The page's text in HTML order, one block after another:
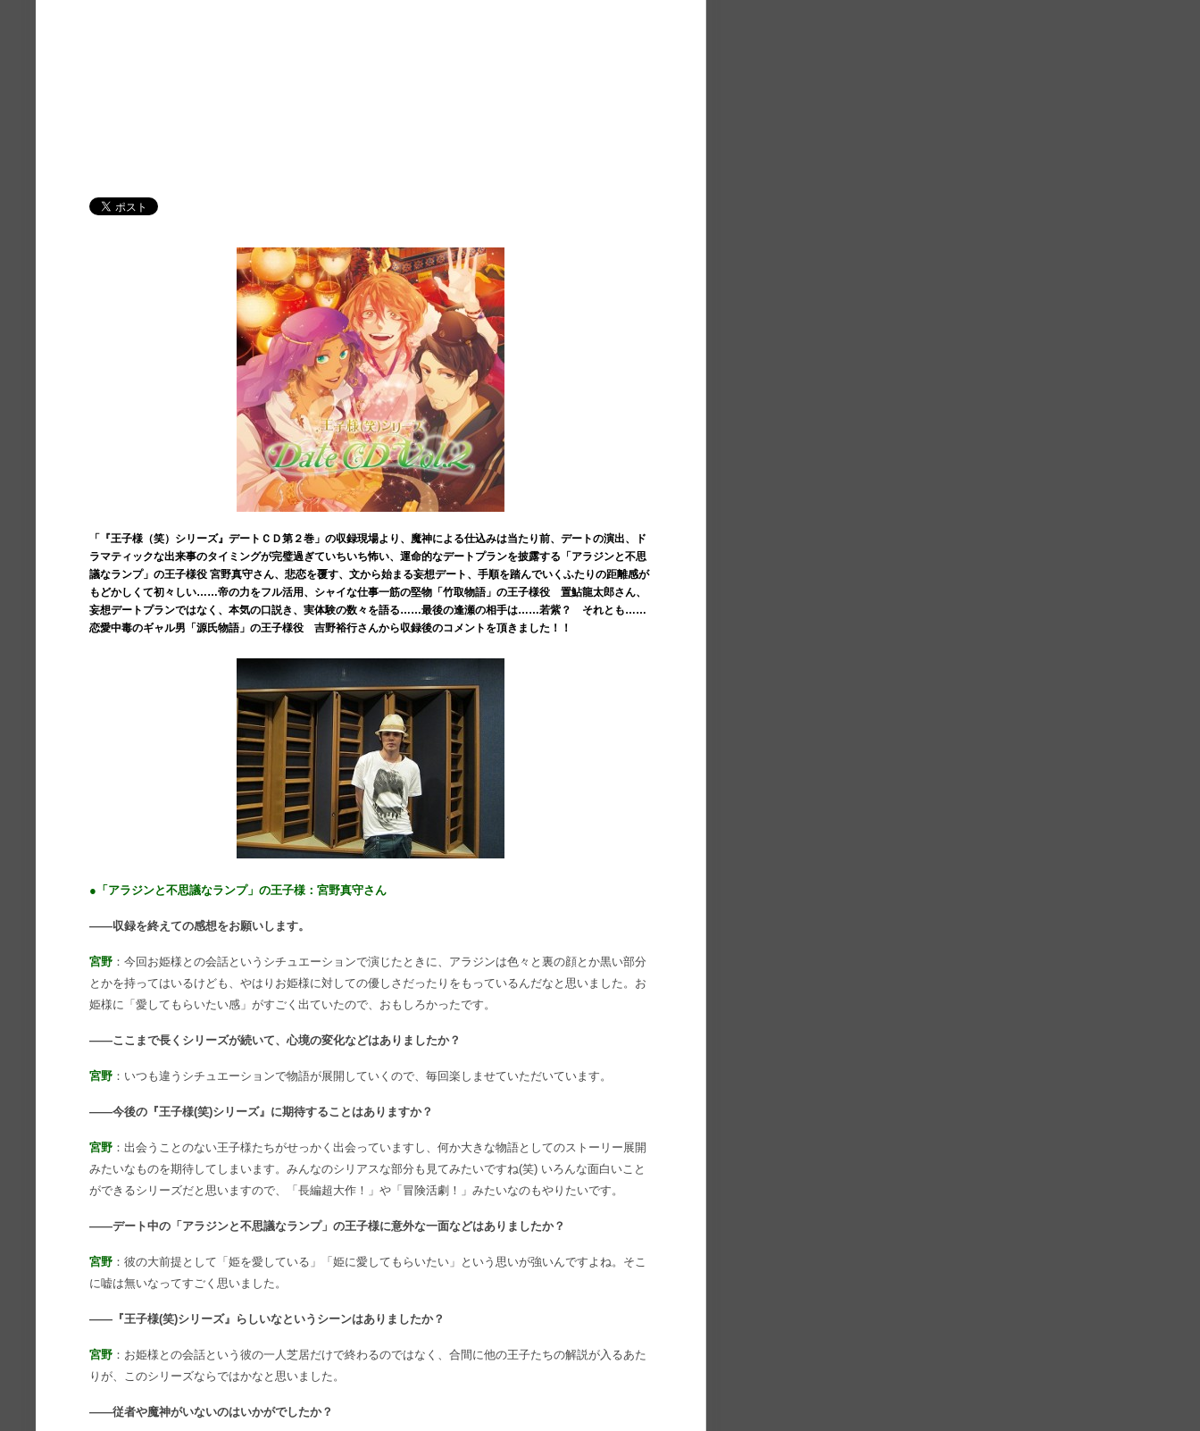
「『王子様（笑）シリーズ』デートＣＤ第２巻」の収録現場より、魔神による仕込みは当たり前、デートの演出、ド
ラマティックな出来事のタイミングが完璧過ぎていちいち怖い、運命的なデートプランを披露する「アラジンと不思
議なランプ」の王子様役 宮野真守さん、悲恋を覆す、文から始まる妄想デート、手順を踏んでいくふたりの距離感が
もどかしくて初々しい……帝の力をフル活用、シャイな仕事一筋の堅物「竹取物語」の王子様役 置鮎龍太郎さん、
妄想デートプランではなく、本気の口説き、実体験の数々を語る……最後の逢瀬の相手は……若紫？ それとも……
恋愛中毒のギャル男「源氏物語」の王子様役 吉野裕行さんから収録後のコメントを頂きました！！
●「アラジンと不思議なランプ」の王子様：宮野真守さん
――収録を終えての感想をお願いします。
宮野 ：今回お姫様との会話というシチュエーションで演じたときに、アラジンは色々と裏の顔とか黒い部分
とかを持ってはいるけども、やはりお姫様に対しての優しさだったりをもっているんだなと思いました。お
姫様に「愛してもらいたい感」がすごく出ていたので、おもしろかったです。
――ここまで長くシリーズが続いて、心境の変化などはありましたか？
宮野 ：いつも違うシチュエーションで物語が展開していくので、毎回楽しませていただいています。
――今後の『王子様(笑)シリーズ』に期待することはありますか？
宮野 ：出会うことのない王子様たちがせっかく出会っていますし、何か大きな物語としてのストーリー展開
みたいなものを期待してしまいます。みんなのシリアスな部分も見てみたいですね(笑) いろんな面白いこと
ができるシリーズだと思いますので、「長編超大作！」や「冒険活劇！」みたいなのもやりたいです。
――デート中の「アラジンと不思議なランプ」の王子様に意外な一面などはありましたか？
宮野 ：彼の大前提として「姫を愛している」「姫に愛してもらいたい」という思いが強いんですよね。そこ
に嘘は無いなってすごく思いました。
――『王子様(笑)シリーズ』らしいなというシーンはありましたか？
宮野 ：お姫様との会話という彼の一人芝居だけで終わるのではなく、合間に他の王子たちの解説が入るあた
りが、このシリーズならではかなと思いました。
――従者や魔神がいないのはいかがでしたか？